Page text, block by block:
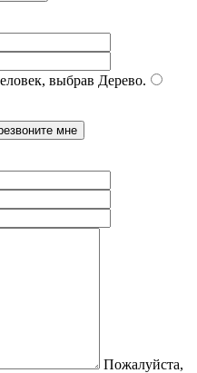
выбрав Дерево.
Пожалуйста,